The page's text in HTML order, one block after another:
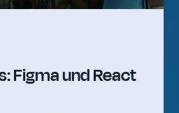
Figma und React